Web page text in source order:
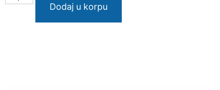
Dodaj u korpu